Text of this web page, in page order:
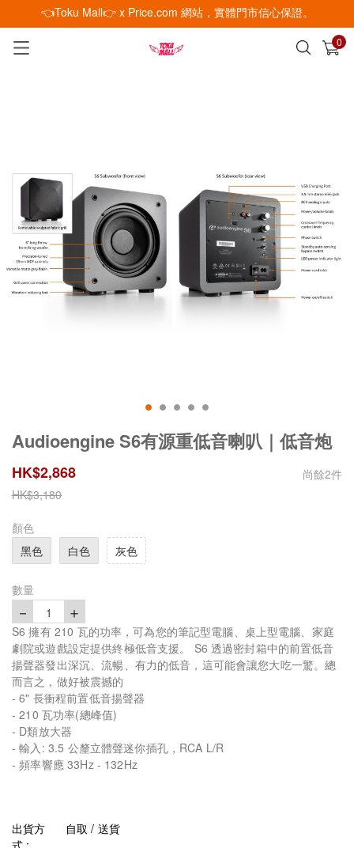
👈Toku Mall👉 x Price.com 網站，實體門市信心保證。
0
已加入購物車 查看
Audioengine S6有源重低音喇叭｜低音炮
HK$2,868 尚餘2件
HK$3,180
顏色
黑色
白色 灰色
數量
－ 1 ＋
S6 擁有 210 瓦的功率，可為您的筆記型電腦、桌上型電腦、家庭
劇院或遊戲設定提供終極低音支援。 S6 透過密封箱中的前置低音
揚聲器發出深沉、流暢、有力的低音，這可能會讓您大吃一驚。總
而言之，做好被震撼的
- 6" 長衝程前置低音揚聲器
- 210 瓦功率(總峰值)
- D類放大器
- 輸入: 3.5 公釐立體聲迷你插孔，RCA L/R
- 頻率響應 33Hz - 132Hz
出貨方
式 :
自取 / 送貨